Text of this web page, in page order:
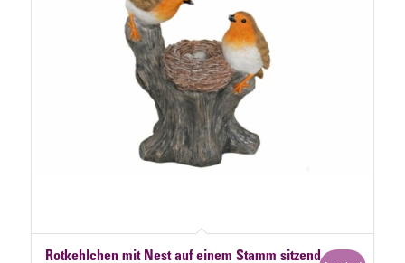
Rotkehlchen mit Nest auf einem Stamm sitzend,